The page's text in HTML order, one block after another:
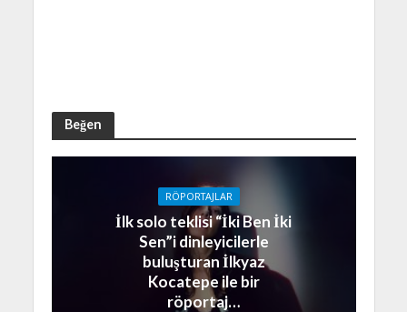
Beğen
RÖPORTAJLAR
İlk solo teklisi “İki Ben İki
Sen”i dinleyicilerle
buluşturan İlkyaz
Kocatepe ile bir
röportaj…